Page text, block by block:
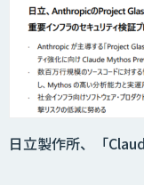
日立製作所、「